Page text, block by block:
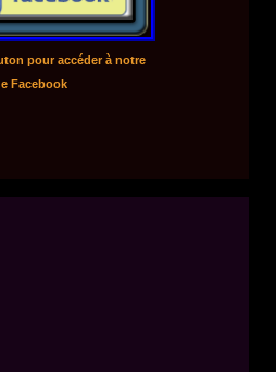
pour accéder à notre
Facebook